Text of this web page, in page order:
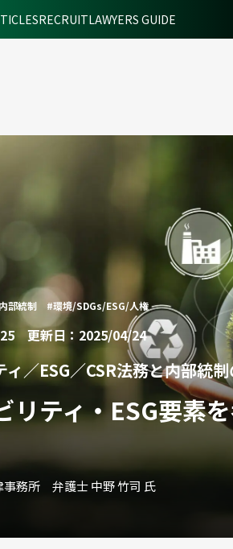
RECRUITLAWYERS GUIDE
部統制 #環境/SDGs/ESG/人権
更新日：2025/04/24
／ESG／CSR法務と内部統
リティ・ESG要素
事務所 弁護士 中野 竹司 氏